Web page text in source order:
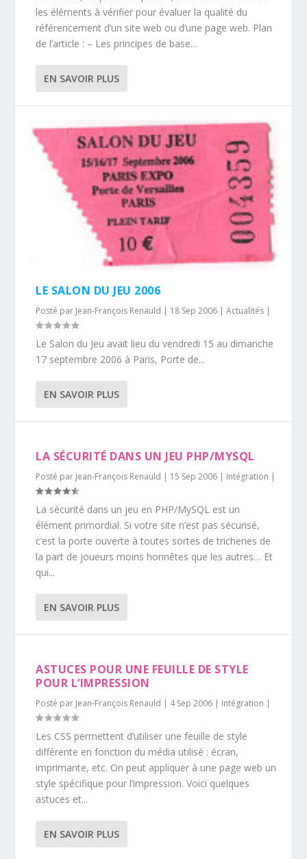
les éléments à vérifier pour évaluer la qualité du
référencement d’un site web ou d’une page web. Plan
de l’article : – Les principes de base...
EN SAVOIR PLUS
LE SALON DU JEU 2006
Posté par Jean-François Renauld | 18 Sep 2006 |Actualités |
Le Salon du Jeu avait lieu du vendredi 15 au dimanche
17 septembre 2006 à Paris, Porte de...
EN SAVOIR PLUS
LA SÉCURITÉ DANS UN JEU PHP/MYSQL
Posté par Jean-François Renauld | 15 Sep 2006 | Intégration |
La sécurité dans un jeu en PHP/MySQL est un
élément primordial. Si votre site n’est pas sécurisé,
c’est la porte ouverte à toutes sortes de tricheries de
la part de joueurs moins honnêtes que les autres… Et
qui...
EN SAVOIR PLUS
ASTUCES POUR UNE FEUILLE DE STYLE
POUR L’IMPRESSION
Posté par Jean-François Renauld | 4 Sep 2006 | Intégration |
Les CSS permettent d’utiliser une feuille de style
différente en fonction du média utilisé : écran,
imprimante, etc. On peut appliquer à une page web un
style spécifique pour l’impression. Voici quelques
astuces et...
EN SAVOIR PLUS